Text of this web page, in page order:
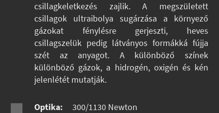
csillagkeletkezés zajlik. A megszületett
csillagok ultraibolya sugárzása a környező
gázokat fénylésre gerjeszti, heves
csillagszelük pedig látványos formákká fújja
szét az anyagot. A különböző színek
különböző gázok, a hidrogén, oxigén és kén
jelenlétét mutatják.
Optika:
300/1130 Newton